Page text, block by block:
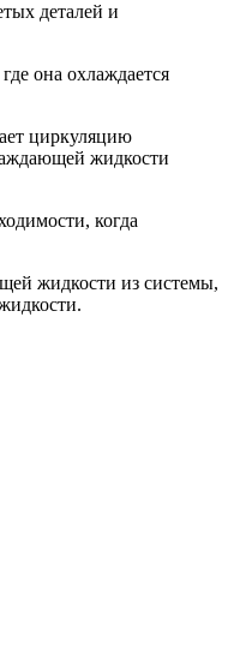
деталей и
она охлаждается
циркуляцию
жидкости
когда
жидкости из системы,